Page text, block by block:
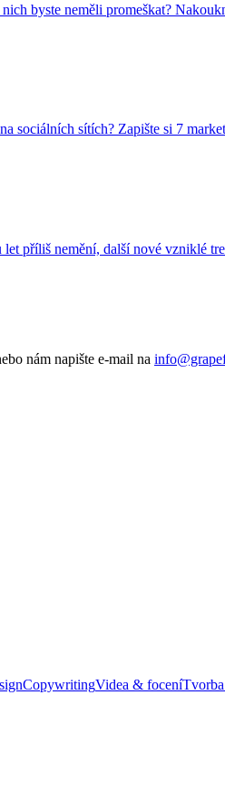
byste neměli promeškat?
sociálních sítích? Zapište si 7
příliš nemění, další nové vzniklé
nám napište e-mail na
CopywritingVidea & focení